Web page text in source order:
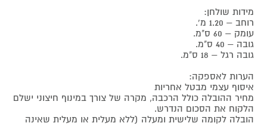
מידות שולחן:
רוחב – 1.20 מ'.
עומק – 60 ס"מ.
גובה – 40 ס"מ.
גובה רגל – 18 ס"מ.
הערות לאספקה:
איסוף עצמי מבטל אחריות
מחיר ההובלה כולל הרכבה, מקרה של צורך במינוף חיצוני ישלם
הלקוח את הסכום הנדרש.
הובלה לקומה שלישית ומעלה (ללא מעלית או מעלית שאינה